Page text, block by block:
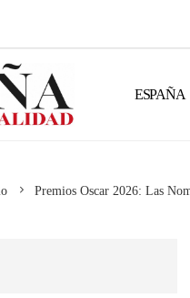
ESPAÑA
Premios Oscar 2026: Las